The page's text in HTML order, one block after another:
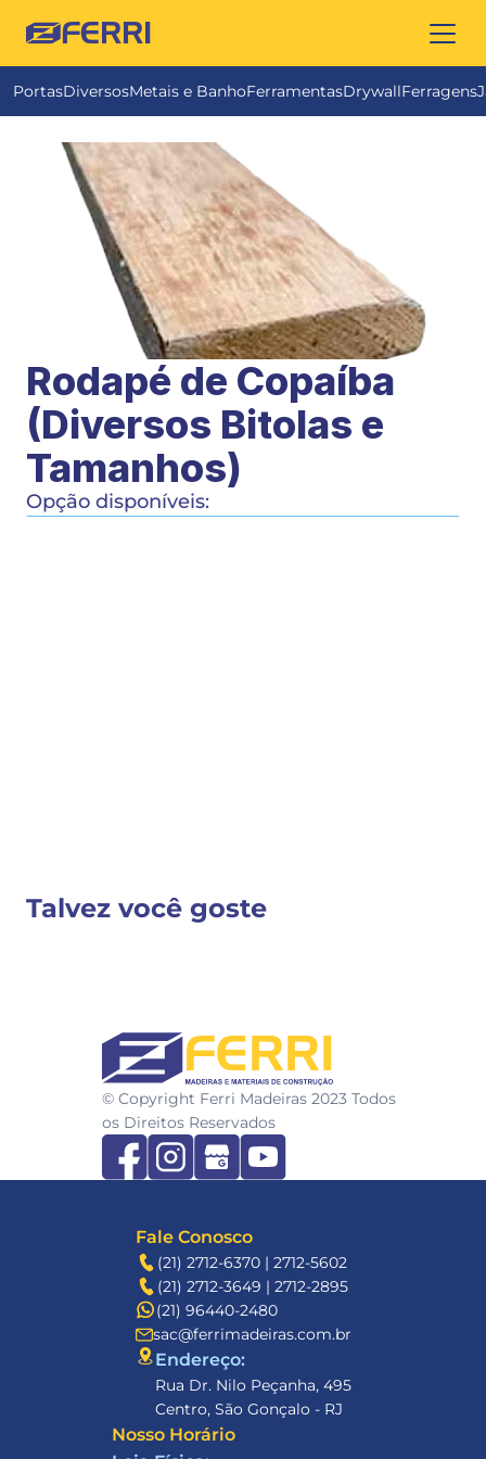
FERRI
PortasDiversosMetais e BanhoFerramentasDrywallFerragens
Rodapé de Copaíba
(Diversos Bitolas e
Tamanhos)
Opção disponíveis:
VER MAIS INFORMAÇÕES
Talvez você goste
FERRI
© Copyright Ferri Madeiras 2023 Todos
os Direitos Reservados
Fale Conosco
(21) 2712-6370 | 2712-5602
(21) 2712-3649 | 2712-2895
(21) 96440-2480
sac@ferrimadeiras.com.br
Endereço:
Rua Dr. Nilo Peçanha, 495
Centro, São Gonçalo - RJ
Nosso Horário